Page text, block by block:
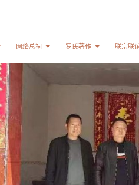
网络总祠 罗氏著作 联宗联